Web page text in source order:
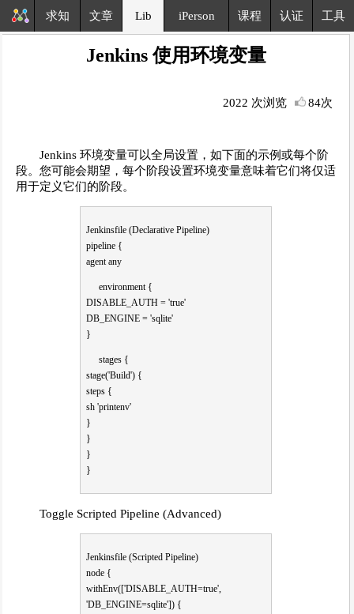
求知 文章 Lib iPerson 课程 认证 工具
Jenkins 使用环境变量
2022 次浏览 84次
Jenkins 环境变量可以全局设置，如下面的示例或每个阶
段。您可能会期望，每个阶段设置环境变量意味着它们将仅适
用于定义它们的阶段。
Jenkinsfile (Declarative Pipeline)
pipeline {
agent any
environment {
DISABLE_AUTH = 'true'
DB_ENGINE = 'sqlite'
}
stages {
stage('Build') {
steps {
sh 'printenv'
}
}
}
}
Toggle Scripted Pipeline (Advanced)
Jenkinsfile (Scripted Pipeline)
node {
withEnv(['DISABLE_AUTH=true',
'DB_ENGINE=sqlite']) {